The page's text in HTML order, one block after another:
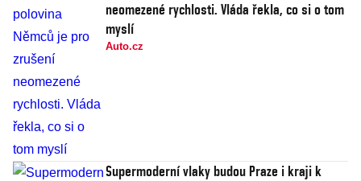
neomezené rychlosti. Vláda řekla, co si o tom
myslí
Auto.cz
Supermoderní vlaky budou Praze i kraji k